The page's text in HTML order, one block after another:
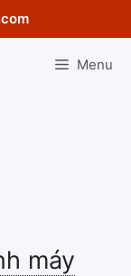
Menu
máy